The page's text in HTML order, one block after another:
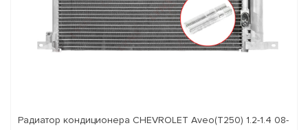
Радиатор кондиционера CHEVROLET Aveo(T250) 1.2-1.4 08-